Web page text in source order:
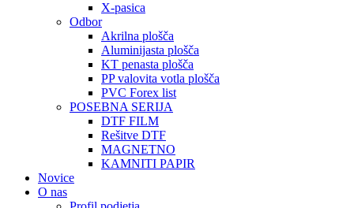
X-pasica
Odbor
Akrilna plošča
Aluminijasta plošča
KT penasta plošča
PP valovita votla plošča
PVC Forex list
POSEBNA SERIJA
DTF FILM
Rešitve DTF
MAGNETNO
KAMNITI PAPIR
Novice
O nas